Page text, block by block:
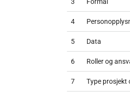
3 Formål
4
5 Data
6 Roller og
7 Type prosjekt